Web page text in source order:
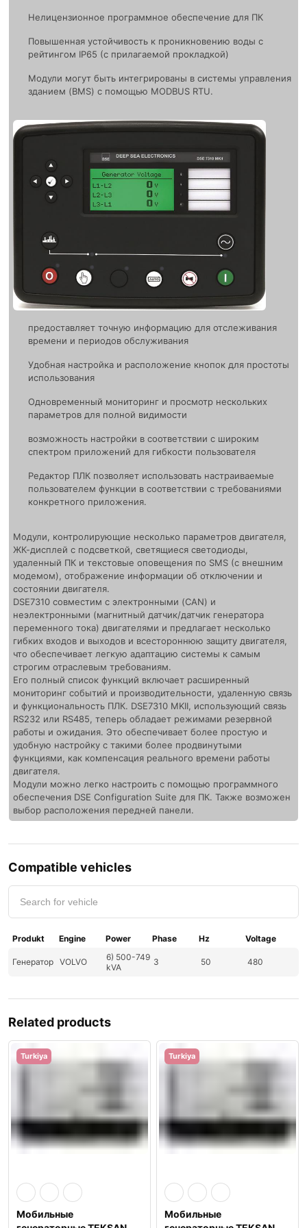
Нелицензионное программное обеспечение для ПК
Повышенная устойчивость к проникновению воды с
рейтингом IP65 (с прилагаемой прокладкой)
Модули могут быть интегрированы в системы управления
зданием (BMS) с помощью MODBUS RTU.
предоставляет точную информацию для отслеживания
времени и периодов обслуживания
Удобная настройка и расположение кнопок для простоты
использования
Одновременный мониторинг и просмотр нескольких
параметров для полной видимости
возможность настройки в соответствии с широким
спектром приложений для гибкости пользователя
Редактор ПЛК позволяет использовать настраиваемые
пользователем функции в соответствии с требованиями
конкретного приложения.
Модули, контролирующие несколько параметров двигателя,
ЖК-дисплей с подсветкой, светящиеся светодиоды,
удаленный ПК и текстовые оповещения по SMS (с внешним
модемом), отображение информации об отключении и
состоянии двигателя.
DSE7310 совместим с электронными (CAN) и
неэлектронными (магнитный датчик/датчик генератора
переменного тока) двигателями и предлагает несколько
гибких входов и выходов и всестороннюю защиту двигателя,
что обеспечивает легкую адаптацию системы к самым
строгим отраслевым требованиям.
Его полный список функций включает расширенный
мониторинг событий и производительности, удаленную связь
и функциональность ПЛК. DSE7310 MKII, использующий связь
RS232 или RS485, теперь обладает режимами резервной
работы и ожидания. Это обеспечивает более простую и
удобную настройку с такими более продвинутыми
функциями, как компенсация реального времени работы
двигателя.
Модули можно легко настроить с помощью программного
обеспечения DSE Configuration Suite для ПК. Также возможен
выбор расположения передней панели.
Compatible vehicles
Produkt Engine Power Phase Hz Voltage
Генератор VOLVO
6) 500-749
kVA
3 50 480
Related products
Turkiya
Мобильные
Turkiya
Мобильные